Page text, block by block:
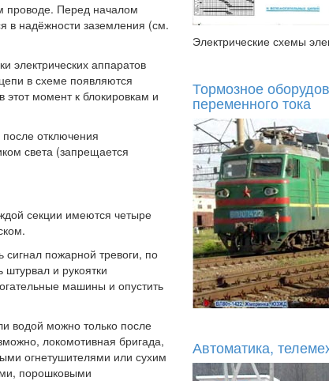
проводе. Перед началом
в надёжности заземления (см.
электрических аппаратов
в схеме появляются
момент к блокировкам и
отключения
света (запрещается
секции имеются четыре
пожарной тревоги, по
и рукоятки
машины и опустить
водой можно только после
локомотивная бригада,
огнетушителями или сухим
порошковыми
Электрические схемы
Тормозное
переменного тока
Автоматика,